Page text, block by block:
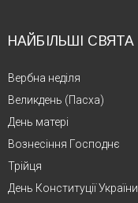
НАЙБІЛЬШІ СВЯТА
Вербна неділя
Великдень (Пасха)
День матері
Вознесіння Господнє
Трійця
День Конституції України